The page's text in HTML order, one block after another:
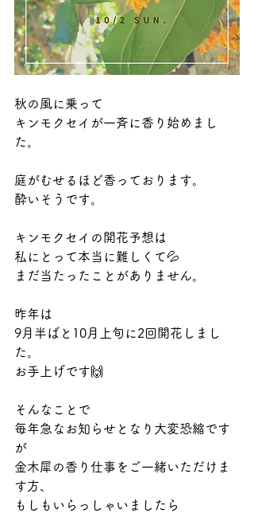
秋の風に乗って
キンモクセイが一斉に香り始めまし
た。
庭がむせるほど香っております。
酔いそうです。
キンモクセイの開花予想は
私にとって本当に難しくて💦
まだ当たったことがありません。
昨年は
9月半ばと10月上旬に2回開花しまし
た。
お手上げです🙌
そんなことで
毎年急なお知らせとなり大変恐縮です
が
金木犀の香り仕事をご一緒いただけま
す方、
もしもいらっしゃいましたら